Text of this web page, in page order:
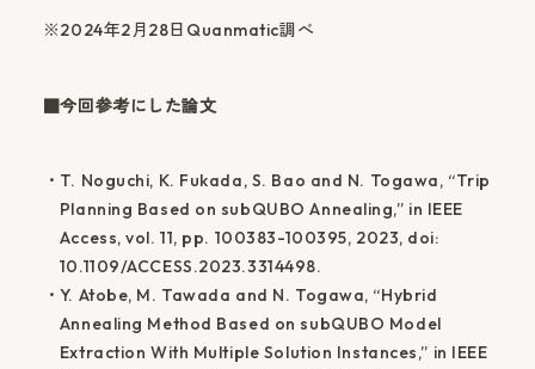
※2024年2月28日Quanmatic調べ
■今回参考にした論文
T. Noguchi, K. Fukada, S. Bao and N. Togawa, “Trip
Planning Based on subQUBO Annealing,” in IEEE
Access, vol. 11, pp. 100383-100395, 2023, doi:
10.1109/ACCESS.2023.3314498.
Y. Atobe, M. Tawada and N. Togawa, “Hybrid
Annealing Method Based on subQUBO Model
Extraction With Multiple Solution Instances,” in IEEE